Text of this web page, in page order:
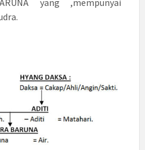
yang ,mempunyai